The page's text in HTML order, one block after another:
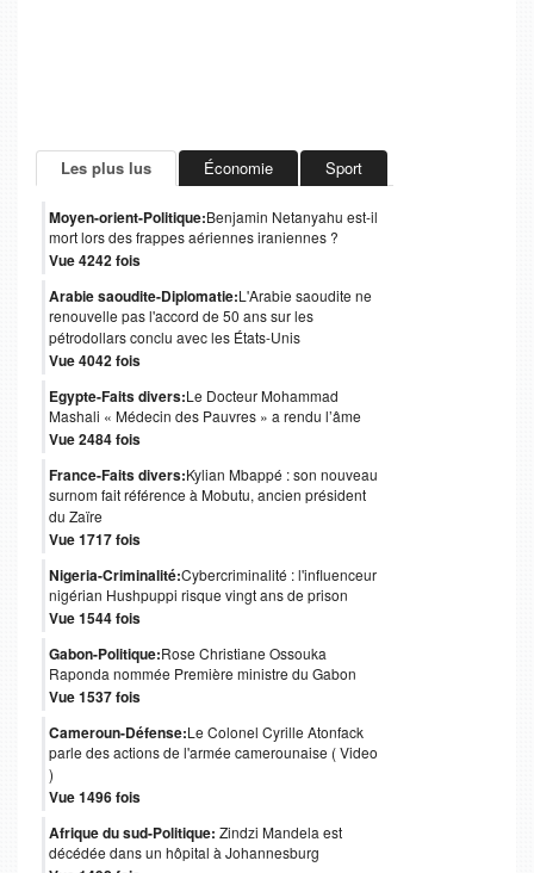
Les plus lus Économie Sport
Moyen-orient-Politique:Benjamin Netanyahu est-il
mort lors des frappes aériennes iraniennes ?
Vue 4242 fois
Arabie saoudite-Diplomatie:L'Arabie saoudite ne
renouvelle pas l'accord de 50 ans sur les
pétrodollars conclu avec les États-Unis
Vue 4042 fois
Egypte-Faits divers:Le Docteur Mohammad
Mashali « Médecin des Pauvres » a rendu l’âme
Vue 2484 fois
France-Faits divers:Kylian Mbappé : son nouveau
surnom fait référence à Mobutu, ancien président
du Zaïre
Vue 1717 fois
Nigeria-Criminalité:Cybercriminalité : l'influenceur
nigérian Hushpuppi risque vingt ans de prison
Vue 1544 fois
Gabon-Politique:Rose Christiane Ossouka
Raponda nommée Première ministre du Gabon
Vue 1537 fois
Cameroun-Défense:Le Colonel Cyrille Atonfack
parle des actions de l'armée camerounaise ( Video
)
Vue 1496 fois
Afrique du sud-Politique: Zindzi Mandela est
décédée dans un hôpital à Johannesburg